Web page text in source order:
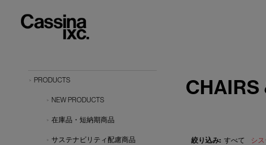
CHAIRS
すべて シ
PRODUCTS
NEW PRODUCTS
在庫品・短納期商品
サステナビリティ配慮商品